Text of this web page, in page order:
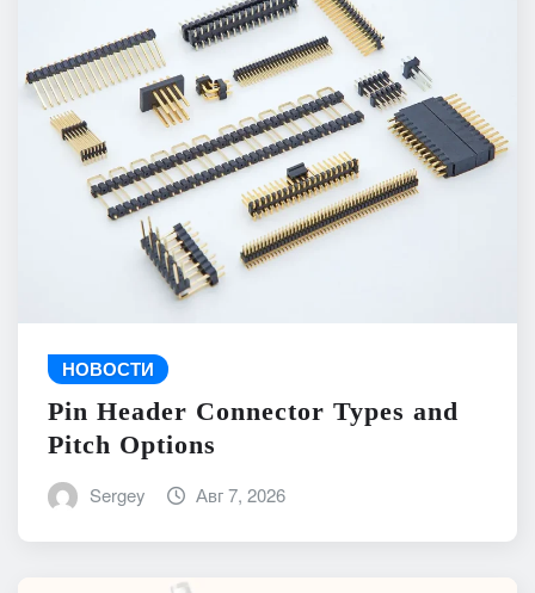
НОВОСТИ
Pin Header Connector Types and
Pitch Options
Sergey Авг 7, 2026